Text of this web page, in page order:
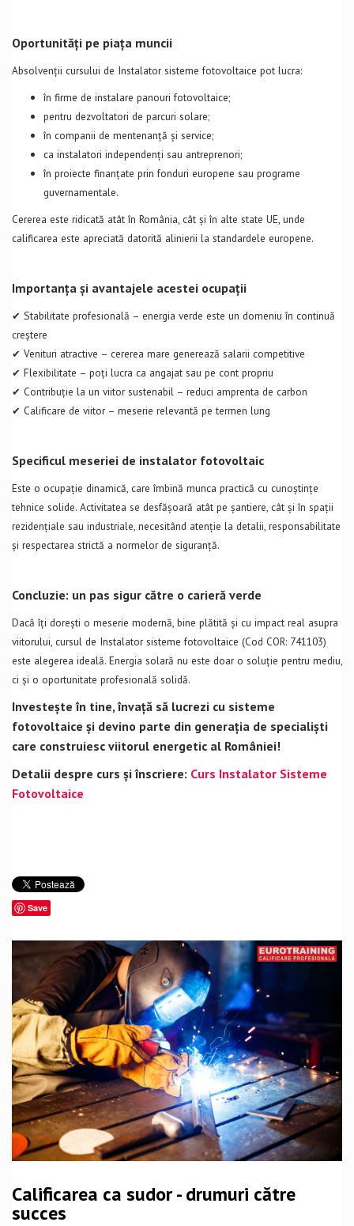
Oportunități pe piața muncii
Absolvenții cursului de Instalator sisteme fotovoltaice pot lucra:
în firme de instalare panouri fotovoltaice;
pentru dezvoltatori de parcuri solare;
în companii de mentenanță și service;
ca instalatori independenți sau antreprenori;
în proiecte finanțate prin fonduri europene sau programe
guvernamentale.
Cererea este ridicată atât în România, cât și în alte state UE, unde
calificarea este apreciată datorită alinierii la standardele europene.
Importanța și avantajele acestei ocupații
✔ Stabilitate profesională – energia verde este un domeniu în continuă
creștere
✔ Venituri atractive – cererea mare generează salarii competitive
✔ Flexibilitate – poți lucra ca angajat sau pe cont propriu
✔ Contribuție la un viitor sustenabil – reduci amprenta de carbon
✔ Calificare de viitor – meserie relevantă pe termen lung
Specificul meseriei de instalator fotovoltaic
Este o ocupație dinamică, care îmbină munca practică cu cunoștințe
tehnice solide. Activitatea se desfășoară atât pe șantiere, cât și în spații
rezidențiale sau industriale, necesitând atenție la detalii, responsabilitate
și respectarea strictă a normelor de siguranță.
Concluzie: un pas sigur către o carieră verde
Dacă îți dorești o meserie modernă, bine plătită și cu impact real asupra
viitorului, cursul de Instalator sisteme fotovoltaice (Cod COR: 741103)
este alegerea ideală. Energia solară nu este doar o soluție pentru mediu,
ci și o oportunitate profesională solidă.
Investește în tine, învață să lucrezi cu sisteme
fotovoltaice și devino parte din generația de specialiști
care construiesc viitorul energetic al României!
Detalii despre curs și înscriere: Curs Instalator Sisteme
Fotovoltaice
Save
Calificarea ca sudor - drumuri către
succes